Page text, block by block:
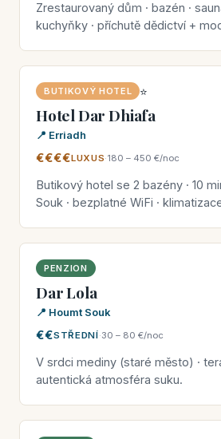
Zrestaurovaný dům · bazén ·
kuchyňky · příchutě dědictví +
BUTIKOVÝ HOTEL ⭐
Hotel Dar Dhiafa
📍 Erriadh
€€€€LUXUS·180 – 450 €/noc
Butikový hotel se 2 bazény · 10
Souk · bezplatné WiFi ·
PENZION
Dar Lola
📍 Houmt Souk
€€STŘEDNÍ·30 – 80 €/noc
V srdci mediny (staré město) ·
autentická atmosféra suku.